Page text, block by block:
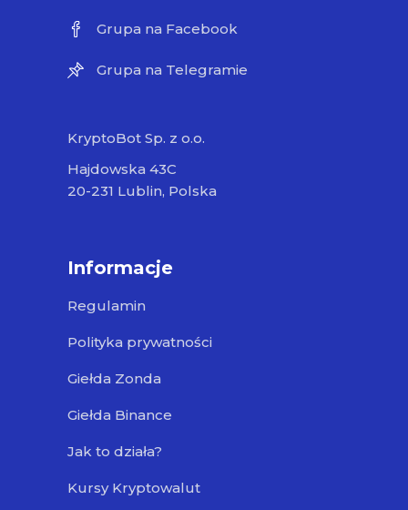
Grupa na Facebook
Grupa na Telegramie
KryptoBot Sp. z o.o.
Hajdowska 43C
20-231 Lublin, Polska
Informacje
Regulamin
Polityka prywatności
Giełda Zonda
Giełda Binance
Jak to działa?
Kursy Kryptowalut